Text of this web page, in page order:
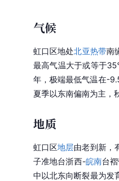
气候
虹口区地处北亚热带南
最高气温大于或等于
年，极端最低气温在-
夏季以东南偏南为主，
地质
虹口区地层由老到新，
子准地台浙西-皖南台
中以北东向断裂最为发